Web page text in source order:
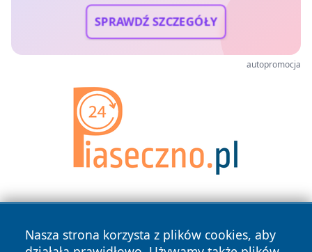
SPRAWDŹ SZCZEGÓŁY
autopromocja
Nasza strona korzysta z plików cookies, aby